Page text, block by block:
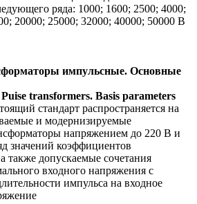
ряда: 1000; 1600; 2500; 4000;
20000; 25000; 32000; 40000; 50000 В
импульсные. Основные
Puise transformers. Basis parameters
стандарт распространяется на
и модернизируемые
напряжением до 220 В и
значений коэффициентов
также допускаемые сочетания
входного напряжения с
импульса на входное